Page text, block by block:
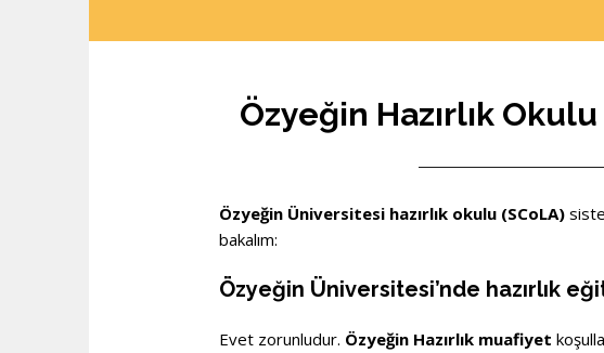
Özyeğin Hazırlık
Özyeğin Üniversitesi hazırlık okulu (SCoLA)
bakalım:
Özyeğin Üniversitesi’nde hazırlık
Evet zorunludur. Özyeğin Hazırlık muafiyet